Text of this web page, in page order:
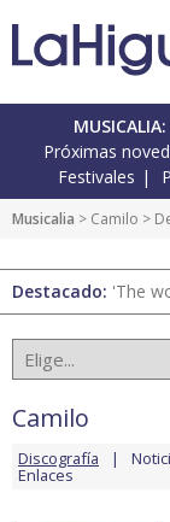
MUSICALIA:
Próximas
Festivales
Musicalia > Camilo >
Destacado: 'The
Camilo
Discografía
Enlaces